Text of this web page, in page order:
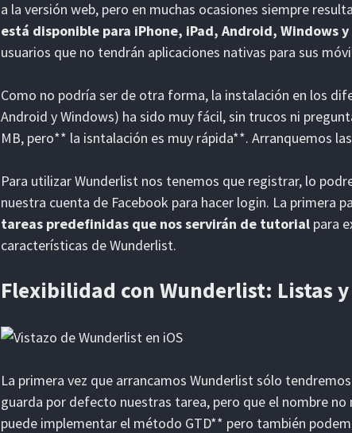
a la versión web, pero en muchas ocasiones siempre
está disponible para iPhone, iPad, Android, Windows y
usuarios que no tendrán aplicaciones nativas para sus
Como no podría ser de otra forma, la instalación en los
Android y Windows) ha sido muy fácil, sin trucos ni
MB, pero** la isntalación es muy rápida**. Arranquemos
Para utilizar Wunderlist nos tenemos que registrar, lo
nuestra cuenta de Facebook para hacer login. La primera
tareas predefinidas que nos servirán de tutorial para
características de Wunderlist.
Flexibilidad con Wunderlist: Listas
La primera vez que arrancamos Wunderlist sólo
guarda por defecto nuestras tarea, pero que el nombre
puede implementar el método GTD** pero también